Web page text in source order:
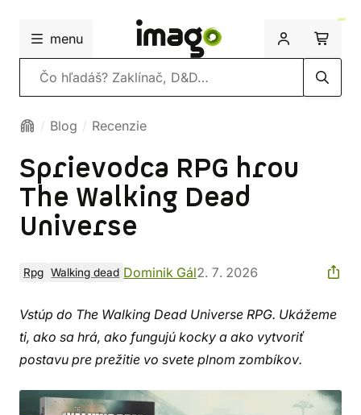
menu
Vyhľadávanie
Blog Recenzie
Sprievodca RPG hrou
The Walking Dead
Universe
Rpg Walking dead Dominik Gál2. 7. 2026
Vstúp do The Walking Dead Universe RPG. Ukážeme
ti, ako sa hrá, ako fungujú kocky a ako vytvoriť
postavu pre prežitie vo svete plnom zombíkov.